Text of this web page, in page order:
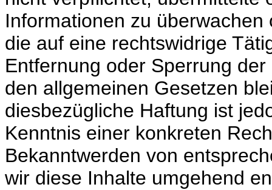
Informationen zu
die auf eine rechtswidrige
Entfernung oder Sperrung
den allgemeinen Gesetzen
diesbezügliche Haftung ist
Kenntnis einer konkreten
Bekanntwerden von
wir diese Inhalte umgehend